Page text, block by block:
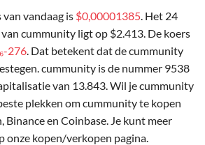
vandaag is $0,00001385. Het 24
cummunity ligt op $2.413. De koers
276. Dat betekent dat de cummunity
cummunity is de nummer 9538
van 13.843. Wil je cummunity
plekken om cummunity te kopen
Binance en Coinbase. Je kunt meer
onze kopen/verkopen pagina.